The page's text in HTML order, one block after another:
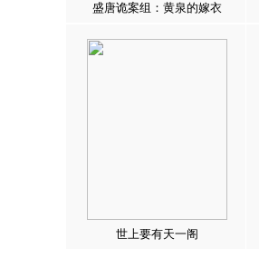
盛唐诡案组：黄泉的嫁衣
世上要有天一阁